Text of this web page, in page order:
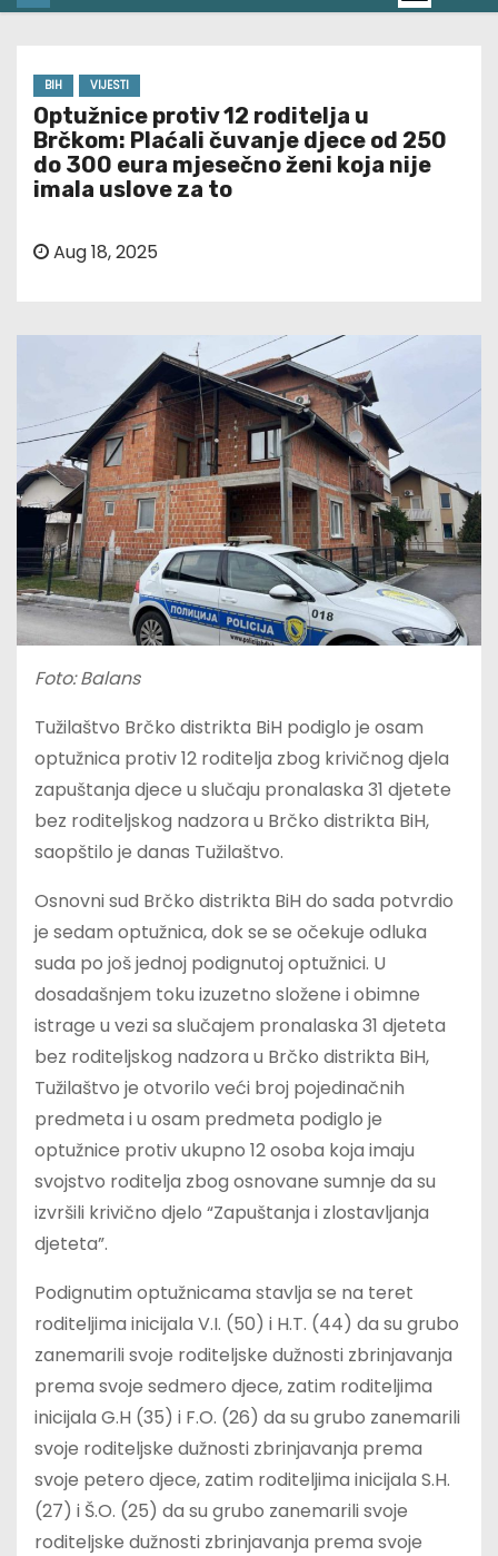
BIH VIJESTI
Optužnice protiv 12 roditelja u
Brčkom: Plaćali čuvanje djece od 250
do 300 eura mjesečno ženi koja nije
imala uslove za to
Aug 18, 2025
Foto: Balans
Tužilaštvo Brčko distrikta BiH podiglo je osam
optužnica protiv 12 roditelja zbog krivičnog djela
zapuštanja djece u slučaju pronalaska 31 djetete
bez roditeljskog nadzora u Brčko distrikta BiH,
saopštilo je danas Tužilaštvo.
Osnovni sud Brčko distrikta BiH do sada potvrdio
je sedam optužnica, dok se se očekuje odluka
suda po još jednoj podignutoj optužnici. U
dosadašnjem toku izuzetno složene i obimne
istrage u vezi sa slučajem pronalaska 31 djeteta
bez roditeljskog nadzora u Brčko distrikta BiH,
Tužilaštvo je otvorilo veći broj pojedinačnih
predmeta i u osam predmeta podiglo je
optužnice protiv ukupno 12 osoba koja imaju
svojstvo roditelja zbog osnovane sumnje da su
izvršili krivično djelo “Zapuštanja i zlostavljanja
djeteta”.
Podignutim optužnicama stavlja se na teret
roditeljima inicijala V.I. (50) i H.T. (44) da su grubo
zanemarili svoje roditeljske dužnosti zbrinjavanja
prema svoje sedmero djece, zatim roditeljima
inicijala G.H (35) i F.O. (26) da su grubo zanemarili
svoje roditeljske dužnosti zbrinjavanja prema
svoje petero djece, zatim roditeljima inicijala S.H.
(27) i Š.O. (25) da su grubo zanemarili svoje
roditeljske dužnosti zbrinjavanja prema svoje